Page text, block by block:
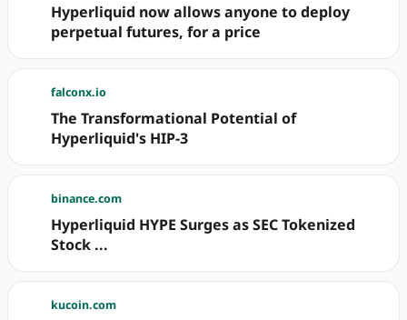
Hyperliquid now allows anyone to deploy
perpetual futures, for a price
falconx.io
The Transformational Potential of
Hyperliquid's HIP-3
binance.com
Hyperliquid HYPE Surges as SEC Tokenized
Stock ...
kucoin.com